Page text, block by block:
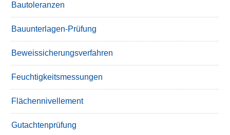
Bautoleranzen
Bauunterlagen-Prüfung
Beweissicherungsverfahren
Feuchtigkeitsmessungen
Flächennivellement
Gutachtenprüfung